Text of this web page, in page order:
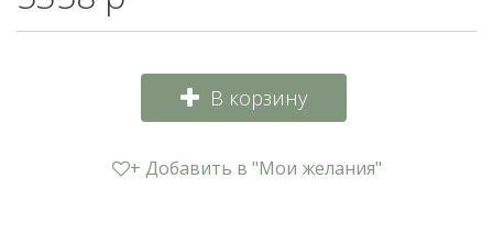
В корзину
+ Добавить в "Мои желания"